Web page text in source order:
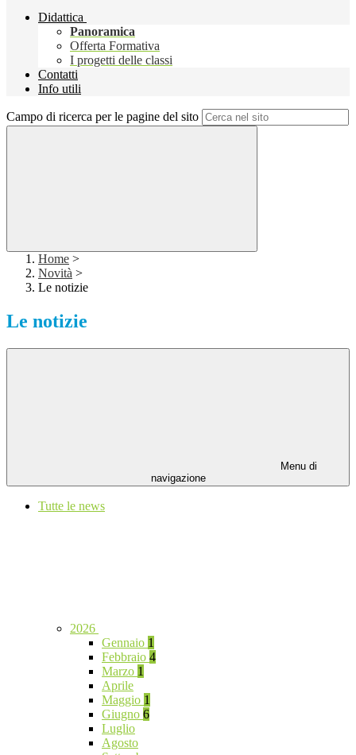
Didattica
Panoramica
Offerta Formativa
I progetti delle classi
Contatti
Info utili
Campo di ricerca per le pagine del sito
Home >
Novità >
Le notizie
Le notizie
Menu di
navigazione
Tutte le news
2026
Gennaio 1
Febbraio 4
Marzo 1
Aprile
Maggio 1
Giugno 6
Luglio
Agosto